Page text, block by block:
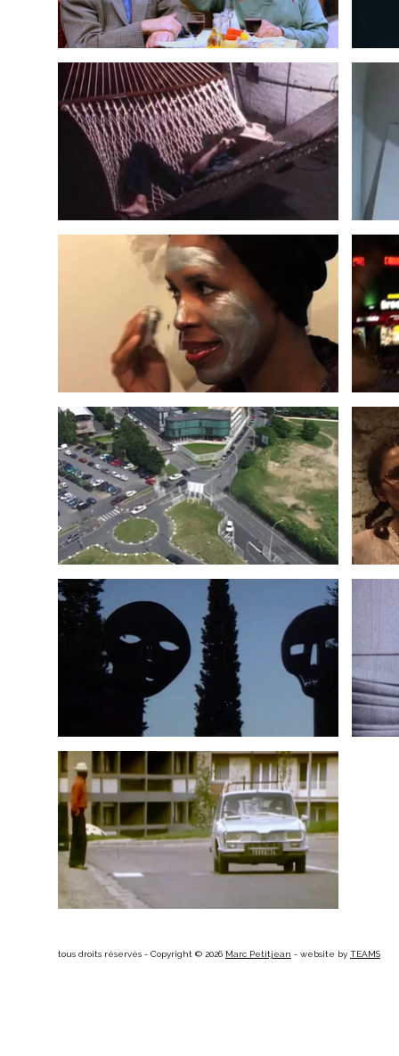
TONY OURSLER
2009
DOCUMENTS POUR UNE
COMMANDE PUBLIQUE
2003
OBJETS TROUVÉS
1996
DE SAINT-SOLEIL, HAITI À NANCY
VIA MALRAUX
1977
tous droits réservés - Copyright © 2026 Marc Petitjean - website by TEAMS